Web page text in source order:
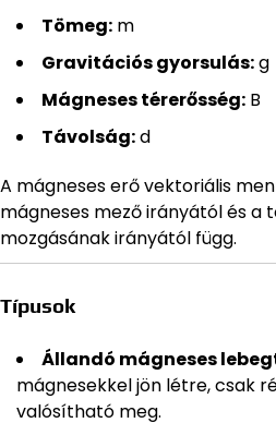
Tömeg: m
Gravitációs gyorsulás:g
Mágneses térerősség: B
Távolság:d
A mágneses erő vektoriális
mágneses mező irányától és a
mozgásának irányától függ.
Típusok
Állandó mágneses
mágnesekkel jön létre, csak
valósítható meg.